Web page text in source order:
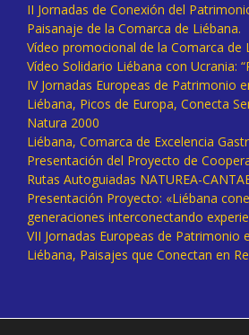
II Jornadas de Conexión del
Paisanaje de la Comarca de Liébana.
Vídeo promocional de la Comarca de
Vídeo Solidario Liébana con Ucrania:
IV Jornadas Europeas de Patrimonio
Liébana, Picos de Europa, Conecta
Natura 2000
Liébana, Comarca de Excelencia
Presentación del Proyecto de
Rutas Autoguiadas NATUREA-
Presentación Proyecto: «Liébana
generaciones interconectando
VII Jornadas Europeas de Patrimonio
Liébana, Paisajes que Conectan en